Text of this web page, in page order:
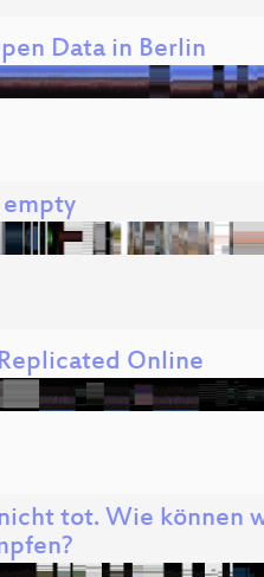
Data in Berlin
empty
Online
tot. Wie können